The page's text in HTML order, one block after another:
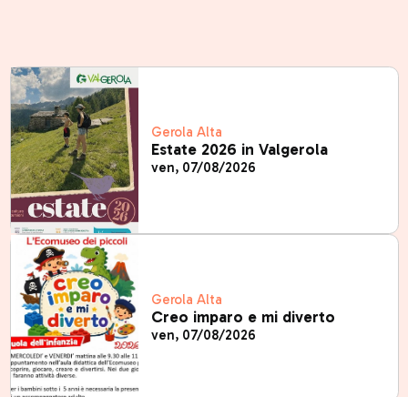
Gerola Alta
Estate 2026 in Valgerola
ven, 07/08/2026
Gerola Alta
Creo imparo e mi diverto
ven, 07/08/2026